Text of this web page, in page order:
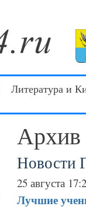
Литература и
Архив
Новости
25 августа
Лучшие